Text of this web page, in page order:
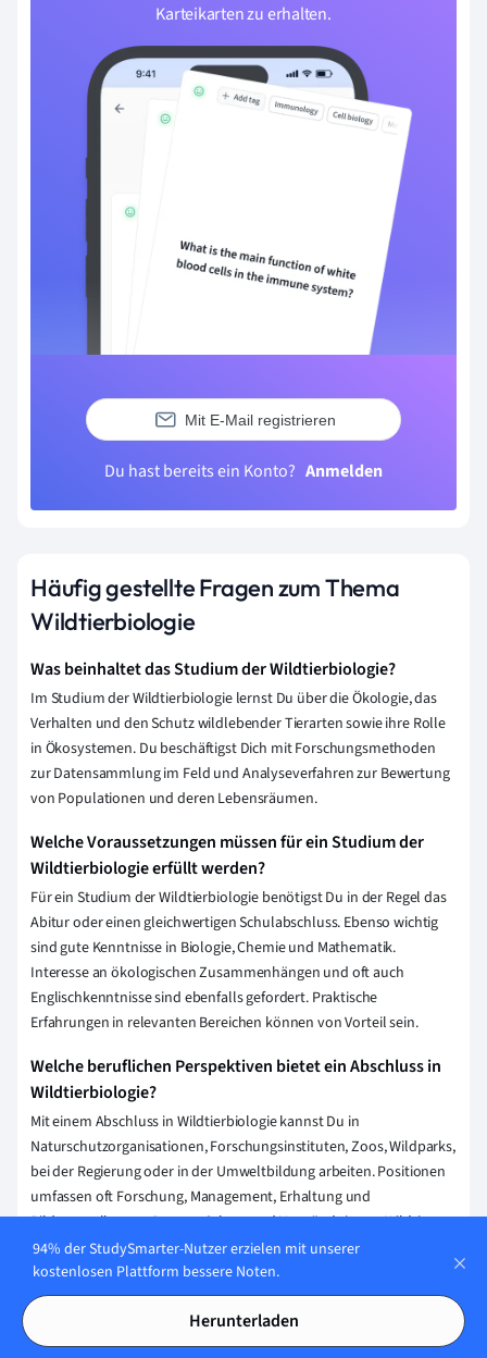
Karteikarten zu erhalten.
Mit E-Mail registrieren
Du hast bereits ein Konto? Anmelden
Häufig gestellte Fragen zum Thema
Wildtierbiologie
Was beinhaltet das Studium der Wildtierbiologie?
Im Studium der Wildtierbiologie lernst Du über die Ökologie, das
Verhalten und den Schutz wildlebender Tierarten sowie ihre Rolle
in Ökosystemen. Du beschäftigst Dich mit Forschungsmethoden
zur Datensammlung im Feld und Analyseverfahren zur Bewertung
von Populationen und deren Lebensräumen.
Welche Voraussetzungen müssen für ein Studium der
Wildtierbiologie erfüllt werden?
Für ein Studium der Wildtierbiologie benötigst Du in der Regel das
Abitur oder einen gleichwertigen Schulabschluss. Ebenso wichtig
sind gute Kenntnisse in Biologie, Chemie und Mathematik.
Interesse an ökologischen Zusammenhängen und oft auch
Englischkenntnisse sind ebenfalls gefordert. Praktische
Erfahrungen in relevanten Bereichen können von Vorteil sein.
Welche beruflichen Perspektiven bietet ein Abschluss in
Wildtierbiologie?
Mit einem Abschluss in Wildtierbiologie kannst Du in
Naturschutzorganisationen, Forschungsinstituten, Zoos, Wildparks,
bei der Regierung oder in der Umweltbildung arbeiten. Positionen
umfassen oft Forschung, Management, Erhaltung und
Bildungsrollen, wo Du zum Schutz und Verständnis von Wildtieren
beiträgst.
Wie lange dauert in der Regel ein Studium der
Ein Studium der Wildtierbiologie dauert in der Regel 3 Jahre für den
94% der StudySmarter-Nutzer erzielen mit unserer
kostenlosen Plattform bessere Noten.
Herunterladen